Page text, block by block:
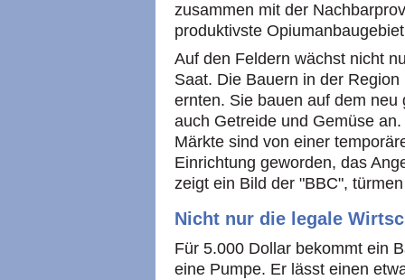
zusammen mit der
produktivste
Auf den Feldern wächst nicht
Saat. Die Bauern in der
ernten. Sie bauen auf dem
auch Getreide und Gemüse
Märkte sind von einer
Einrichtung geworden, das
zeigt ein Bild der "BBC",
Nicht nur die legale
Für 5.000 Dollar bekommt ein
eine Pumpe. Er lässt einen